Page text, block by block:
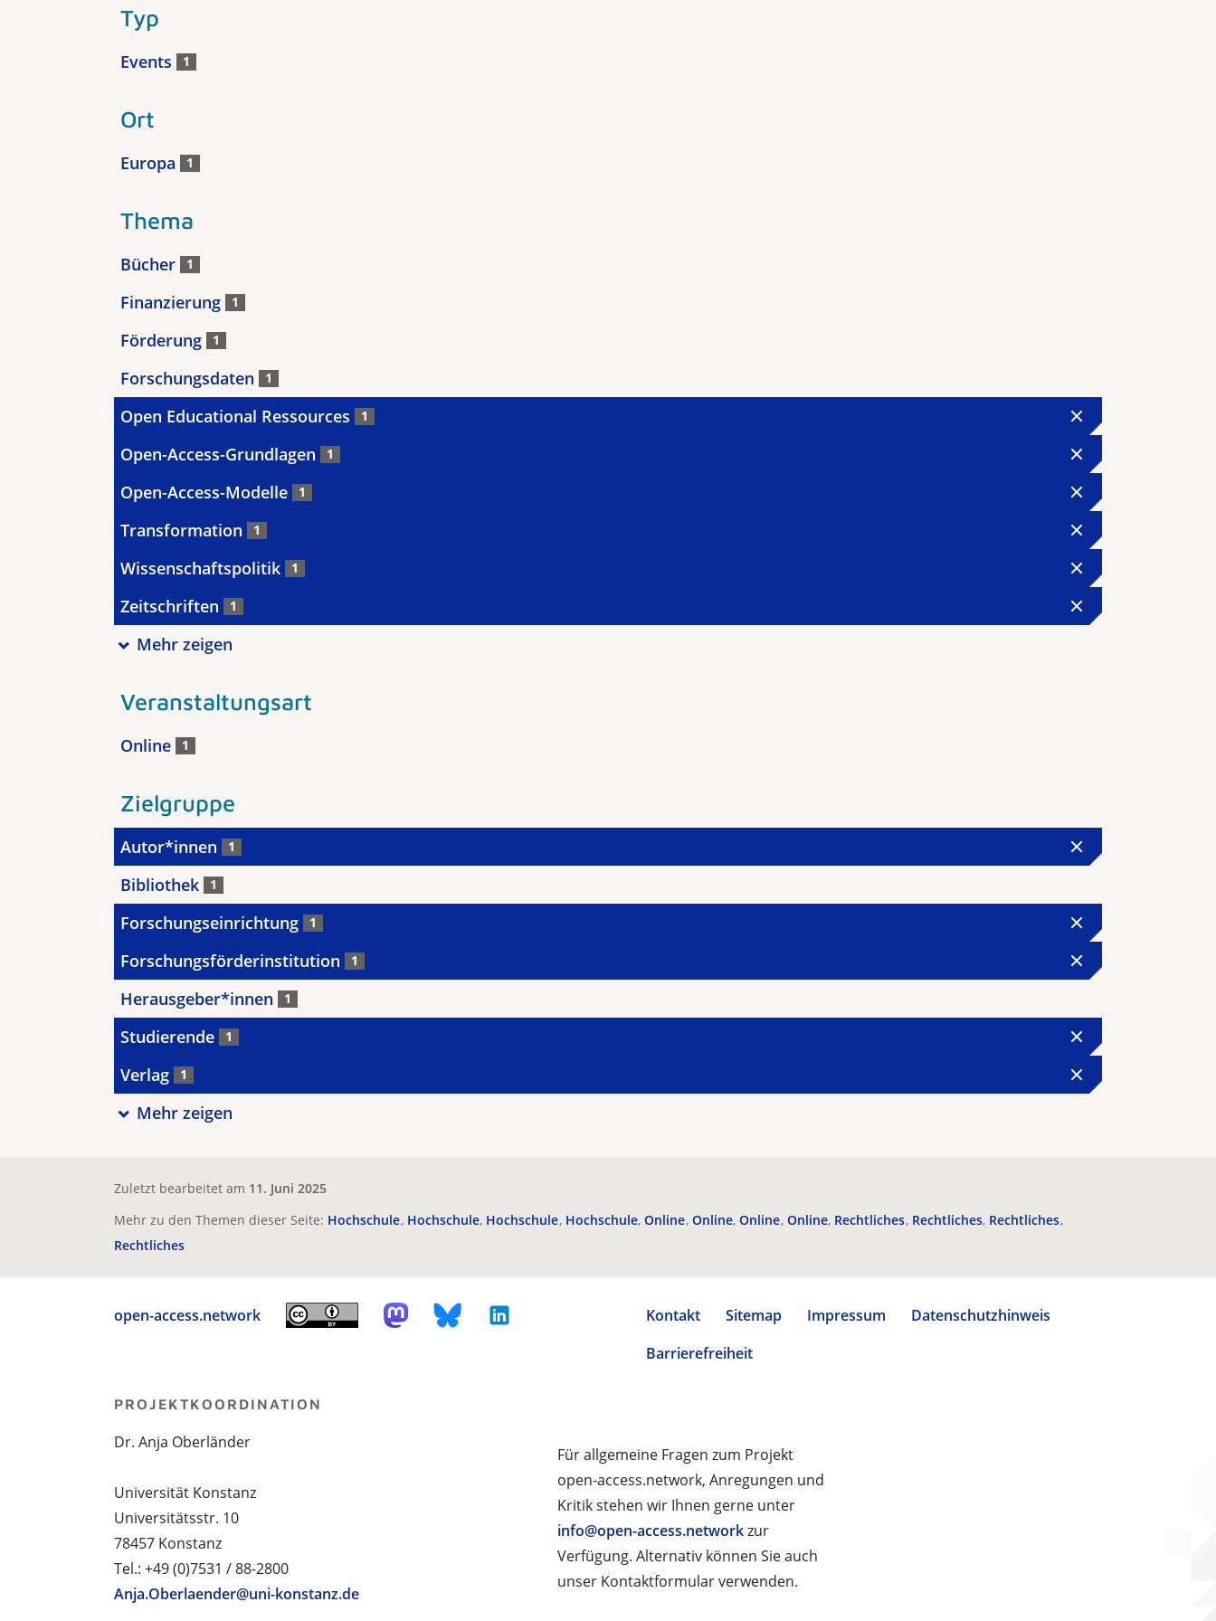
Typ
Events 1
Ort
Europa 1
Thema
Bücher 1
Finanzierung 1
Förderung 1
Forschungsdaten 1
Open Educational Ressources 1
Open-Access-Grundlagen 1
Open-Access-Modelle 1
Transformation 1
Wissenschaftspolitik 1
Zeitschriften 1
Mehr zeigen
Veranstaltungsart
Online 1
Zielgruppe
Autor*innen 1
Bibliothek 1
Forschungseinrichtung 1
Forschungsförderinstitution 1
Herausgeber*innen 1
Studierende 1
Verlag 1
Mehr zeigen
Zuletzt bearbeitet am 11. Juni 2025
Mehr zu den Themen dieser Seite: Hochschule Hochschule Hochschule Hochschule Online Online Online Online Rechtliches Rechtliches Rechtliches
Rechtliches
open-access.network Kontakt Sitemap Impressum
Datenschutzhinweis
Barrierefreiheit
Für allgemeine Fragen zum Projekt
open-access.network, Anregungen und
Kritik stehen wir Ihnen gerne unter
info@open-access.networkzur
Verfügung. Alternativ können Sie auch
unser Kontaktformular verwenden.
PROJEKTKOORDINATION
Dr. Anja Oberländer
Universität Konstanz
Universitätsstr. 10
78457 Konstanz
Tel.: +49 (0)7531 / 88-2800
Anja.Oberlaender@uni-konstanz.de